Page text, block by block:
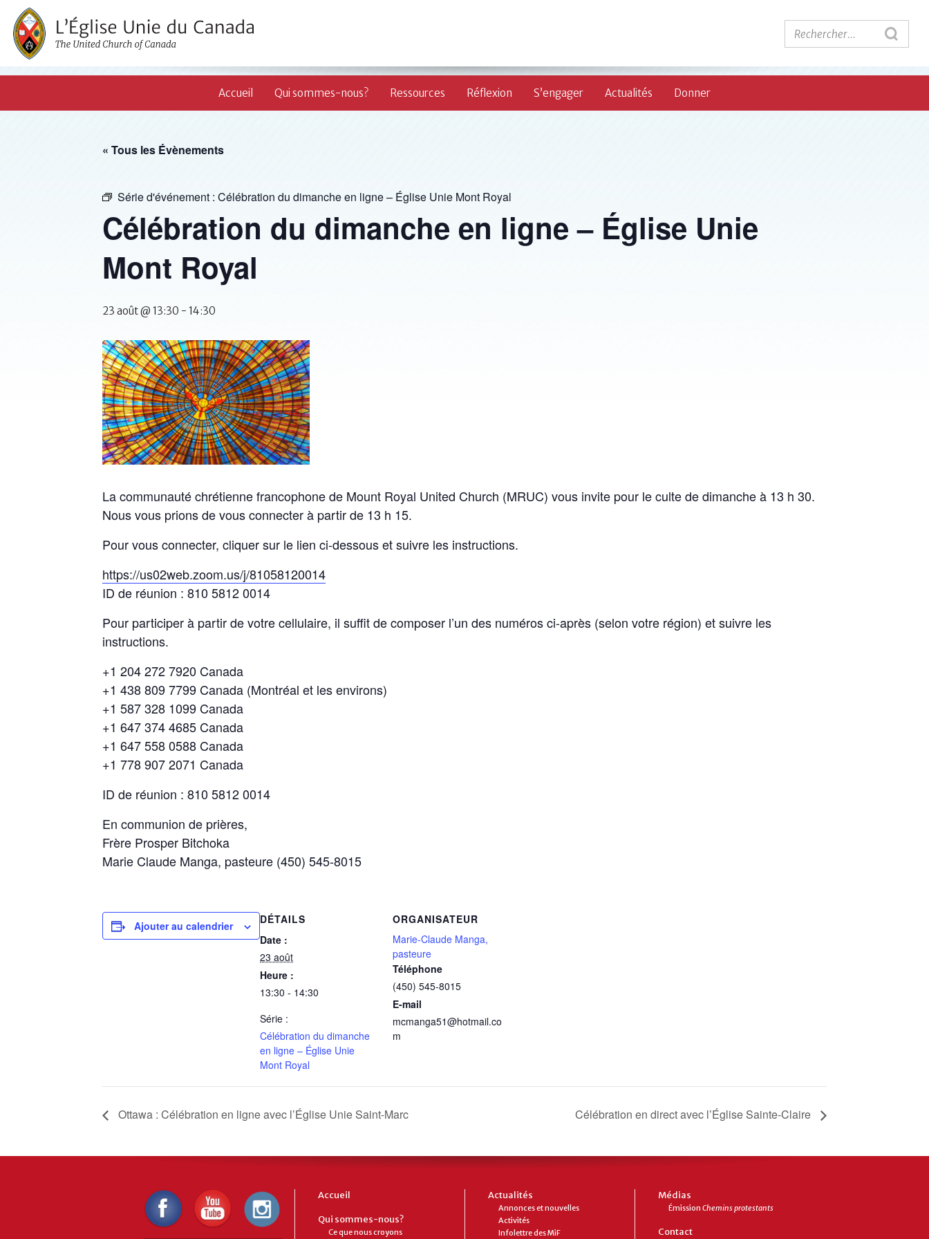
Accueil Qui sommes-nous? Ressources Réflexion S’engager Actualités Donner
« Tous les Évènements
Série d'événement : Célébration du dimanche en ligne – Église Unie Mont Royal
Célébration du dimanche en ligne – Église Unie
Mont Royal
23 août @ 13:30 - 14:30
La communauté chrétienne francophone de Mount Royal United Church (MRUC) vous invite pour le culte de dimanche à 13 h 30.
Nous vous prions de vous connecter à partir de 13 h 15.
Pour vous connecter, cliquer sur le lien ci-dessous et suivre les instructions.
https://us02web.zoom.us/j/81058120014
ID de réunion : 810 5812 0014
Pour participer à partir de votre cellulaire, il suffit de composer l’un des numéros ci-après (selon votre région) et suivre les
instructions.
+1 204 272 7920 Canada
+1 438 809 7799 Canada (Montréal et les environs)
+1 587 328 1099 Canada
+1 647 374 4685 Canada
+1 647 558 0588 Canada
+1 778 907 2071 Canada
ID de réunion : 810 5812 0014
En communion de prières,
Frère Prosper Bitchoka
Marie Claude Manga, pasteure (450) 545-8015
Ajouter au calendrier
DÉTAILS
Date :
23 août
Heure :
13:30 - 14:30
Série :
Célébration du dimanche
en ligne – Église Unie
Mont Royal
ORGANISATEUR
Marie-Claude Manga,
pasteure
Téléphone
(450) 545-8015
E-mail
mcmanga51@hotmail.co
m
Ottawa : Célébration en ligne avec l’Église Unie Saint-Marc Célébration en direct avec l’Église Sainte-Claire
Accueil
Qui sommes-nous?
Ce que nous croyons
Actualités
Annonces et nouvelles
Activités
Infolettre des MiF
Médias
Émission Chemins protestants
Contact